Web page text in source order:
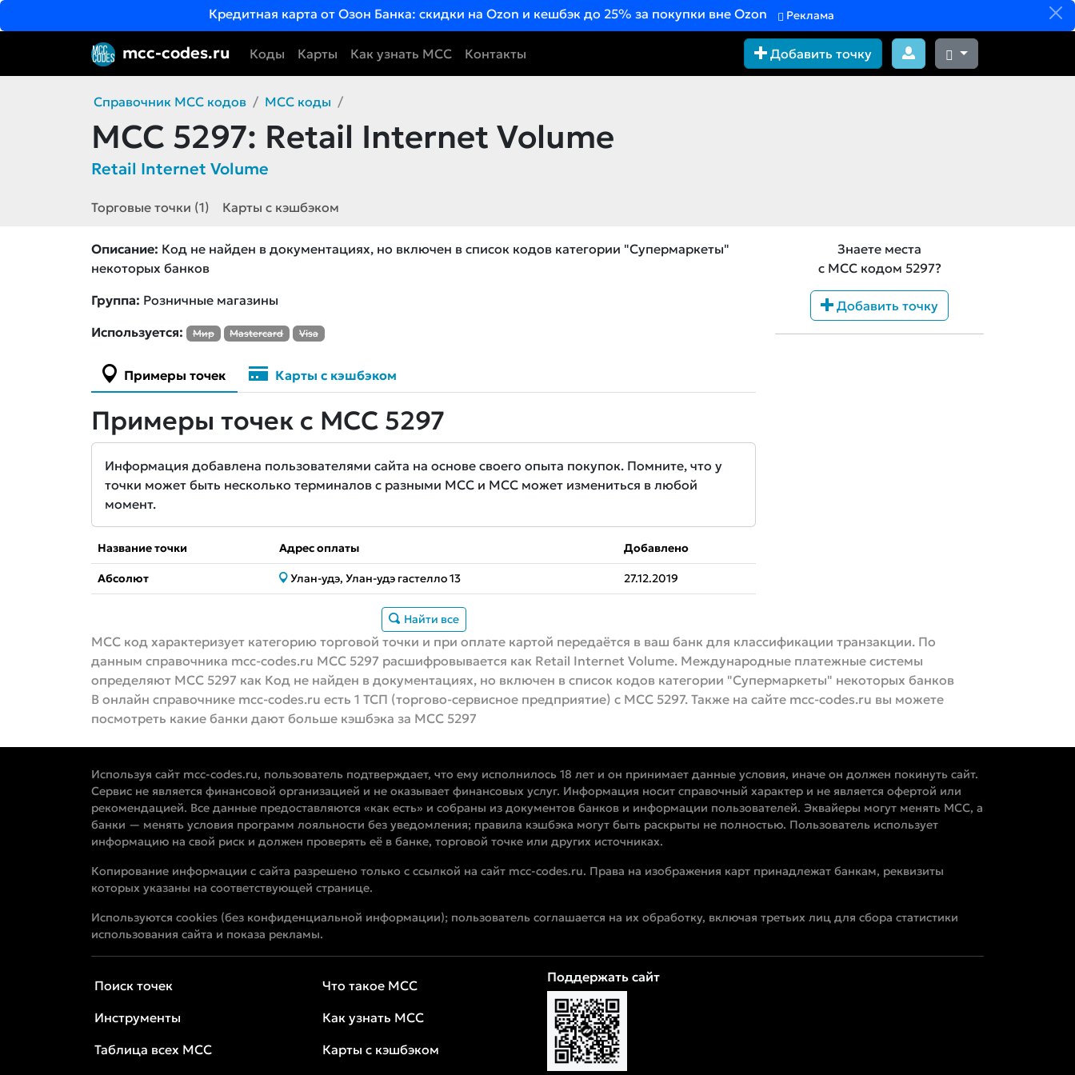
Кредитная карта от Озон Банка: скидки на Ozon и кешбэк до 25% за покупки вне Ozon Реклама
mcc-codes.ru Коды Карты Как узнать MCC Контакты Добавить точку
Справочник MCC кодов MCC коды
MCC 5297: Retail Internet Volume
Retail Internet Volume
Торговые точки (1) Карты с кэшбэком
Описание: Код не найден в документациях, но включен в список кодов категории "Супермаркеты"
некоторых банков
Группа: Розничные магазины
Используется:
Мир Mastercard Visa
Примеры точек Карты с кэшбэком
Примеры точек с MCC 5297
Информация добавлена пользователями сайта на основе своего опыта покупок. Помните, что у
точки может быть несколько терминалов с разными MCC и MCC может измениться в любой
момент.
Название точки Адрес оплаты Добавлено
Абсолют Улан-удэ, Улан-удэ гастелло 13 27.12.2019
Найти все
Знаете места
с MCC кодом 5297?
Добавить точку
MCC код характеризует категорию торговой точки и при оплате картой передаётся в ваш банк для классификации транзакции. По
данным справочника mcc-codes.ru MCC 5297 расшифровывается как Retail Internet Volume. Международные платежные системы
определяют МСС 5297 как Код не найден в документациях, но включен в список кодов категории "Супермаркеты" некоторых банков
В онлайн справочнике mcc-codes.ru есть 1 ТСП (торгово-сервисное предприятие) с MCC 5297. Также на сайте mcc-codes.ru вы можете
посмотреть какие банки дают больше кэшбэка за MCC 5297
Используя сайт mcc-codes.ru, пользователь подтверждает, что ему исполнилось 18 лет и он принимает данные условия, иначе он должен покинуть сайт.
Сервис не является финансовой организацией и не оказывает финансовых услуг. Информация носит справочный характер и не является офертой или
рекомендацией. Все данные предоставляются «как есть» и собраны из документов банков и информации пользователей. Эквайеры могут менять MCC, а
банки — менять условия программ лояльности без уведомления; правила кэшбэка могут быть раскрыты не полностью. Пользователь использует
информацию на свой риск и должен проверять её в банке, торговой точке или других источниках.
Копирование информации с сайта разрешено только с ссылкой на сайт mcc-codes.ru. Права на изображения карт принадлежат банкам, реквизиты
которых указаны на соответствующей странице.
Используются cookies (без конфиденциальной информации); пользователь соглашается на их обработку, включая третьих лиц для сбора статистики
использования сайта и показа рекламы.
Поиск точек
Инструменты
Таблица всех MCC
Что такое MCC
Как узнать MCC
Карты с кэшбэком
Поддержать сайт